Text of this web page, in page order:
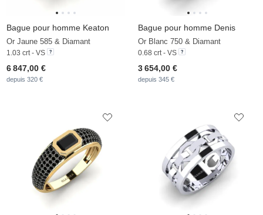
Bague pour homme Keaton
Or Jaune 585 & Diamant
1.03 crt - VS
6 847,00 €
depuis 320 €
Bague pour homme Denis
Or Blanc 750 & Diamant
0.68 crt - VS
3 654,00 €
depuis 345 €